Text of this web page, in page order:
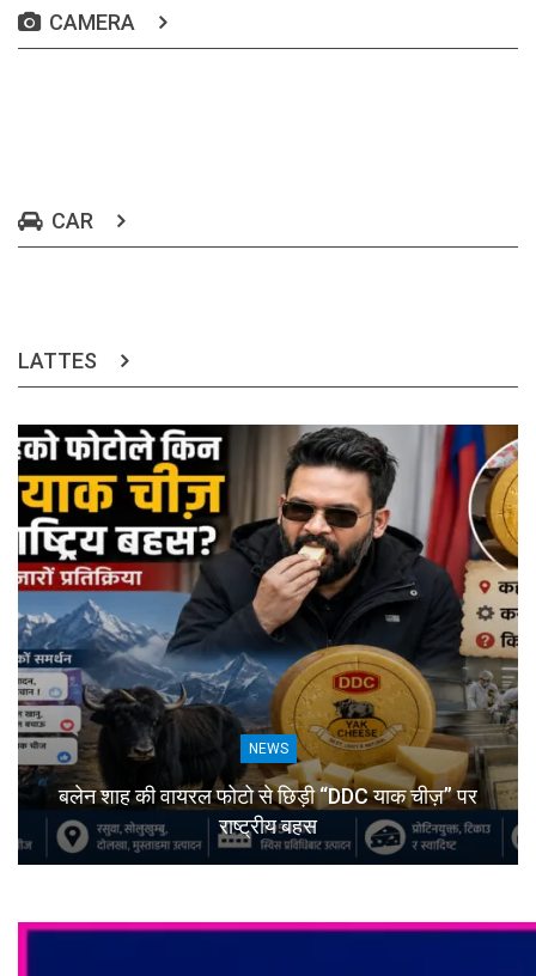
CAMERA
CAR
LATTES
NEWS
बलेन शाह की वायरल फोटो से छिड़ी “DDC याक चीज़” पर
राष्ट्रीय बहस